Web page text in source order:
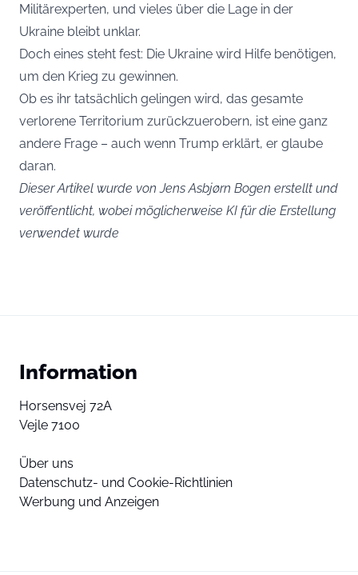
Militärexperten, und vieles über die Lage in der
Ukraine bleibt unklar.
Doch eines steht fest: Die Ukraine wird Hilfe benötigen,
um den Krieg zu gewinnen.
Ob es ihr tatsächlich gelingen wird, das gesamte
verlorene Territorium zurückzuerobern, ist eine ganz
andere Frage – auch wenn Trump erklärt, er glaube
daran.
Dieser Artikel wurde von Jens Asbjørn Bogen erstellt und
veröffentlicht, wobei möglicherweise KI für die Erstellung
verwendet wurde
Information
Horsensvej 72A
Vejle 7100
Über uns
Datenschutz- und Cookie-Richtlinien
Werbung und Anzeigen